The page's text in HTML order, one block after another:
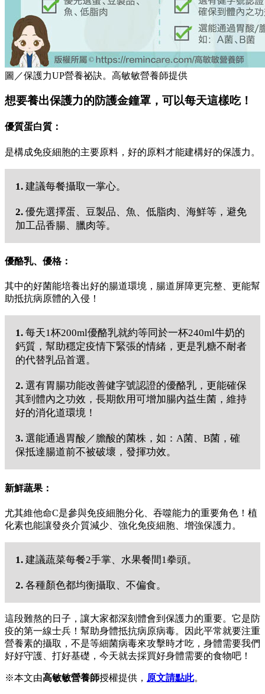
圖／保護力UP營養祕訣。高敏敏營養師提供
想要養出保護力的防護金鐘罩，可以每天這樣吃！
優質蛋白質：
是構成免疫細胞的主要原料，好的原料才能建構好的保護力。
1. 建議每餐攝取一掌心。
2. 優先選擇蛋、豆製品、魚、低脂肉、海鮮等，避免
加工品香腸、臘肉等。
優酪乳、優格：
其中的好菌能培養出好的腸道環境，腸道屏障更完整、更能幫
助抵抗病原體的入侵！
1. 每天1杯200ml優酪乳就約等同於一杯240ml牛奶的
鈣質，幫助穩定疫情下緊張的情緒，更是乳糖不耐者
的代替乳品首選。
2. 選有胃腸功能改善健字號認證的優酪乳，更能確保
其到體內之功效，長期飲用可增加腸內益生菌，維持
好的消化道環境！
3. 選能通過胃酸／膽酸的菌株，如：A菌、B菌，確
保抵達腸道前不被破壞，發揮功效。
新鮮蔬果：
尤其維他命C是參與免疫細胞分化、吞噬能力的重要角色！植
化素也能讓發炎介質減少、強化免疫細胞、增強保護力。
1. 建議蔬菜每餐2手掌、水果餐間1拳頭。
2. 各種顏色都均衡攝取、不偏食。
這段難熬的日子，讓大家都深刻體會到保護力的重要。它是防
疫的第一線士兵！幫助身體抵抗病原病毒。因此平常就要注重
營養素的攝取，不是等細菌病毒來攻擊時才吃，身體需要我們
好好守護、打好基礎，今天就去採買好身體需要的食物吧！
※本文由高敏敏營養師授權提供， 原文請點此。